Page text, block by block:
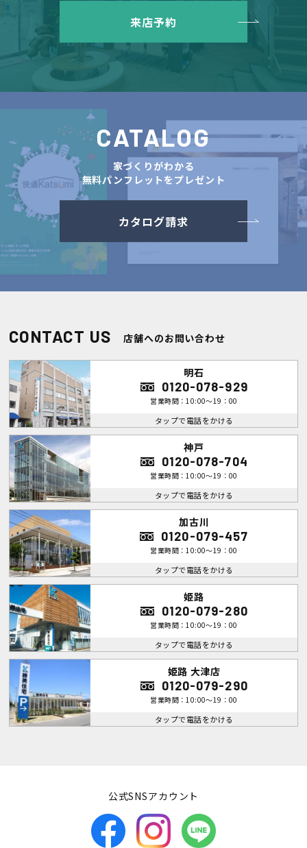
来店予約
CATALOG
家づくりがわかる
無料パンフレットをプレゼント
カタログ請求
CONTACT US 店舗へのお問い合わせ
明石
0120-078-929
営業時間：10:00～19：00
タップで電話をかける
神戸
0120-078-704
営業時間：10:00～19：00
タップで電話をかける
加古川
0120-079-457
営業時間：10:00～19：00
タップで電話をかける
姫路
0120-079-280
営業時間：10:00～19：00
タップで電話をかける
姫路 大津店
0120-079-290
営業時間：10:00～19：00
タップで電話をかける
公式SNSアカウント